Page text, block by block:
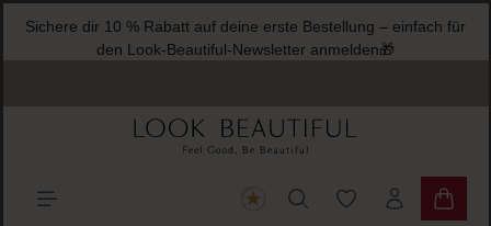
springen
Sichere dir 10 % Rabatt auf deine erste Bestellung – einfach für
den Look-Beautiful-Newsletter anmelden🎁
Du hast 0